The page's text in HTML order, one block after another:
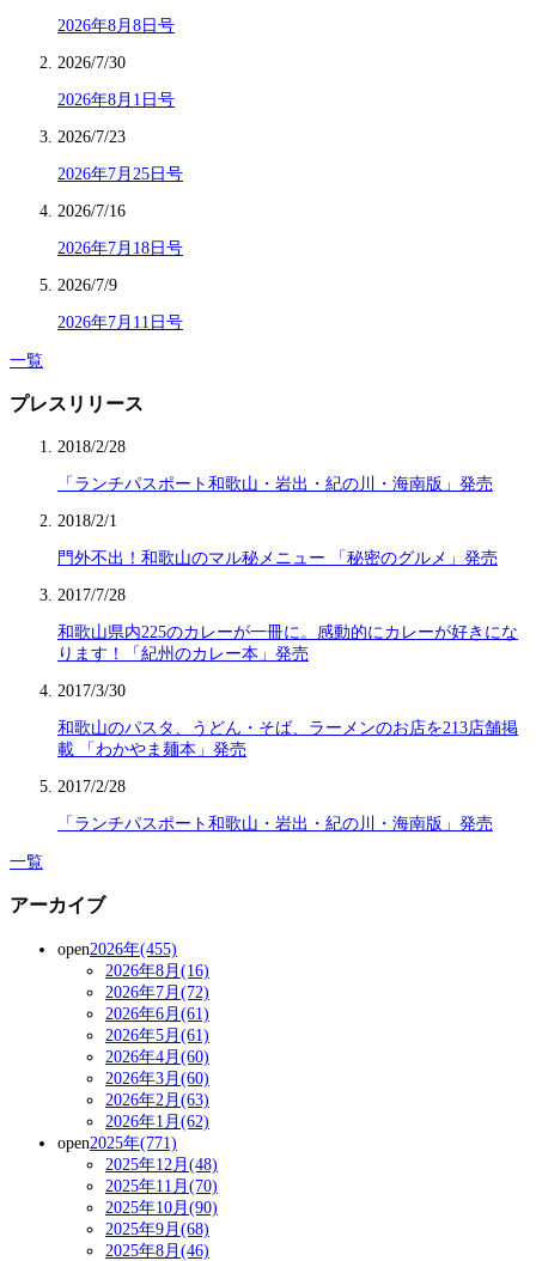
2026年8月8日号
2026/7/30
2026年8月1日号
2026/7/23
2026年7月25日号
2026/7/16
2026年7月18日号
2026/7/9
2026年7月11日号
一覧
プレスリリース
2018/2/28
「ランチパスポート和歌山・岩出・紀の川・海南版」発売
2018/2/1
門外不出！和歌山のマル秘メニュー 「秘密のグルメ」発売
2017/7/28
和歌山県内225のカレーが一冊に。感動的にカレーが好きにな
ります！「紀州のカレー本」発売
2017/3/30
和歌山のパスタ、うどん・そば、ラーメンのお店を213店舗掲
載 「わかやま麺本」発売
2017/2/28
「ランチパスポート和歌山・岩出・紀の川・海南版」発売
一覧
アーカイブ
open2026年(455)
2026年8月(16)
2026年7月(72)
2026年6月(61)
2026年5月(61)
2026年4月(60)
2026年3月(60)
2026年2月(63)
2026年1月(62)
open2025年(771)
2025年12月(48)
2025年11月(70)
2025年10月(90)
2025年9月(68)
2025年8月(46)